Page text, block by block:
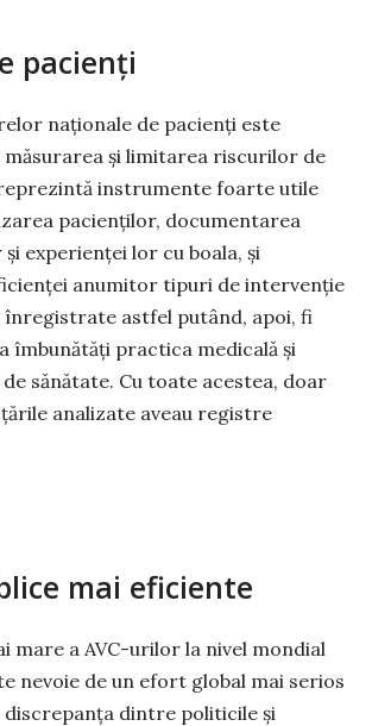
pacienți
naționale de pacienți este
măsurarea și limitarea riscurilor de
instrumente foarte utile
pacienților, documentarea
experienței lor cu boala, și
anumitor tipuri de intervenție
înregistrate astfel putând, apoi, fi
îmbunătăți practica medicală și
sănătate. Cu toate acestea, doar
analizate aveau registre
mai eficiente
mare a AVC-urilor la nivel mondial
nevoie de un efort global mai serios
dintre politicile și